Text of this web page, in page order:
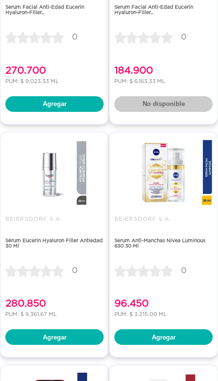
Serum Facial Anti-Edad Eucerin
Hyaluron-Filler...
0
270.700
PUM: $ 9,023.33 ML
Agregar
Serum Facial Anti-Edad Eucerin
Hyaluron-Filler...
0
184.900
PUM: $ 6,163.33 ML
No disponible
BEIERSDORF S.A.
Sérum Eucerin Hyaluron Filler Antiedad
30 Ml
0
280.850
PUM: $ 9,361.67 ML
Agregar
BEIERSDORF S.A.
Serum Anti-Manchas Nivea Luminous
630 30 Ml
0
96.450
PUM: $ 3,215.00 ML
Agregar